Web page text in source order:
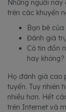
Những người
trên các khuyến
Bạn bè
Đánh giá
Có tin đồn
hay không?
Họ đánh giá cao
tuyến. Tuy nhiên
nhiều hơn. Hết
trên Internet và